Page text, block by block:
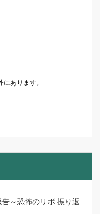
あります。
～恐怖のリボ 振り返